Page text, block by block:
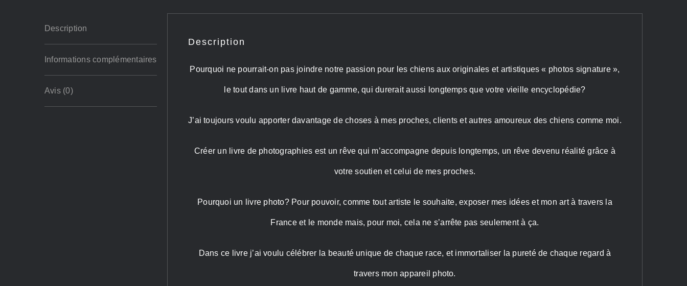
Description
Informations complémentaires
Avis (0)
Description
Pourquoi ne pourrait-on pas joindre notre passion pour les chiens aux originales et artistiques « photos signature »,
le tout dans un livre haut de gamme, qui durerait aussi longtemps que votre vieille encyclopédie?
J’ai toujours voulu apporter davantage de choses à mes proches, clients et autres amoureux des chiens comme moi.
Créer un livre de photographies est un rêve qui m’accompagne depuis longtemps, un rêve devenu réalité grâce à
votre soutien et celui de mes proches.
Pourquoi un livre photo? Pour pouvoir, comme tout artiste le souhaite, exposer mes idées et mon art à travers la
France et le monde mais, pour moi, cela ne s’arrête pas seulement à ça.
Dans ce livre j’ai voulu célébrer la beauté unique de chaque race, et immortaliser la pureté de chaque regard à
travers mon appareil photo.